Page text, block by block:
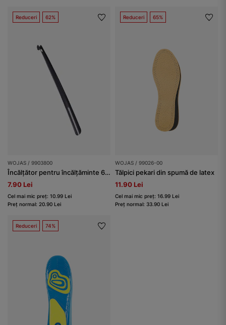
Reduceri 62%
WOJAS / 9903800
Încălțător pentru încălțăminte 65 cm Wojas
7.90 Lei
Cel mai mic preț: 10.99 Lei
Preț normal: 20.90 Lei
Reduceri 65%
WOJAS / 99026-00
Tălpici pekari din spumă de latex
11.90 Lei
Cel mai mic preț: 16.99 Lei
Preț normal: 33.90 Lei
Reduceri 74%